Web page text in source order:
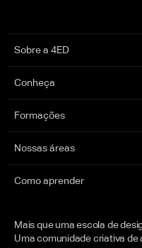
Sobre a 4ED
Conheça
Formações
Nossas áreas
Como aprender
Mais que uma escola de
Uma comunidade criativa de